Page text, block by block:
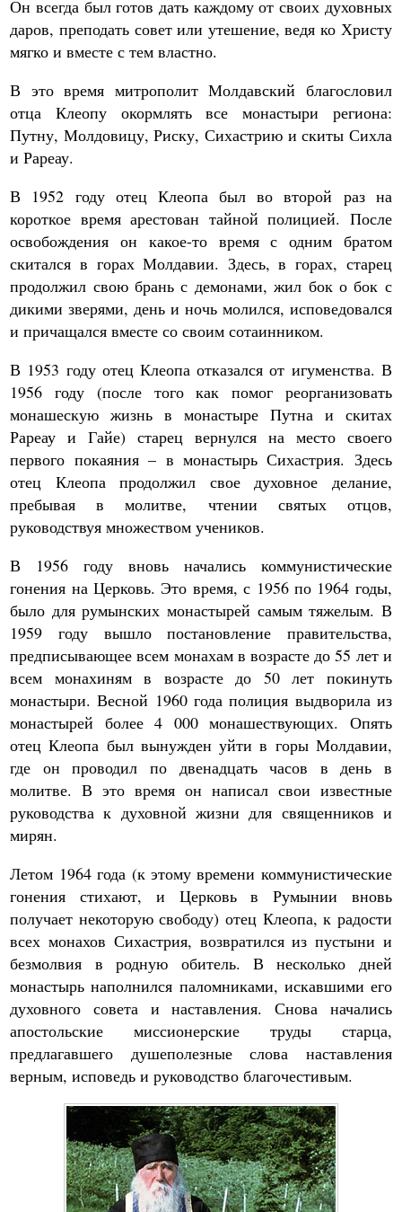
Он всегда был готов дать каждому от своих духовных
даров, преподать совет или утешение, ведя ко Христу
мягко и вместе с тем властно.
В это время митрополит Молдавский благословил
отца Клеопу окормлять все монастыри региона:
Путну, Молдовицу, Риску, Сихастрию и скиты Сихла
и Рареау.
В 1952 году отец Клеопа был во второй раз на
короткое время арестован тайной полицией. После
освобождения он какое-то время с одним братом
скитался в горах Молдавии. Здесь, в горах, старец
продолжил свою брань с демонами, жил бок о бок с
дикими зверями, день и ночь молился, исповедовался
и причащался вместе со своим сотаинником.
В 1953 году отец Клеопа отказался от игуменства. В
1956 году (после того как помог реорганизовать
монашескую жизнь в монастыре Путна и скитах
Рареау и Гайе) старец вернулся на место своего
первого покаяния – в монастырь Сихастрия. Здесь
отец Клеопа продолжил свое духовное делание,
пребывая в молитве, чтении святых отцов,
руководствуя множеством учеников.
В 1956 году вновь начались коммунистические
гонения на Церковь. Это время, с 1956 по 1964 годы,
было для румынских монастырей самым тяжелым. В
1959 году вышло постановление правительства,
предписывающее всем монахам в возрасте до 55 лет и
всем монахиням в возрасте до 50 лет покинуть
монастыри. Весной 1960 года полиция выдворила из
монастырей более 4 000 монашествующих. Опять
отец Клеопа был вынужден уйти в горы Молдавии,
где он проводил по двенадцать часов в день в
молитве. В это время он написал свои известные
руководства к духовной жизни для священников и
мирян.
Летом 1964 года (к этому времени коммунистические
гонения стихают, и Церковь в Румынии вновь
получает некоторую свободу) отец Клеопа, к радости
всех монахов Сихастрия, возвратился из пустыни и
безмолвия в родную обитель. В несколько дней
монастырь наполнился паломниками, искавшими его
духовного совета и наставления. Снова начались
апостольские миссионерские труды старца,
предлагавшего душеполезные слова наставления
верным, исповедь и руководство благочестивым.